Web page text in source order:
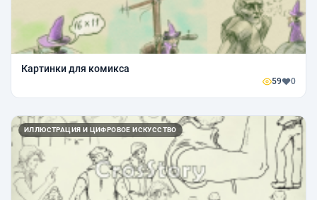
Картинки для комикса
59 0
ИЛЛЮСТРАЦИЯ И ЦИФРОВОЕ ИСКУССТВО